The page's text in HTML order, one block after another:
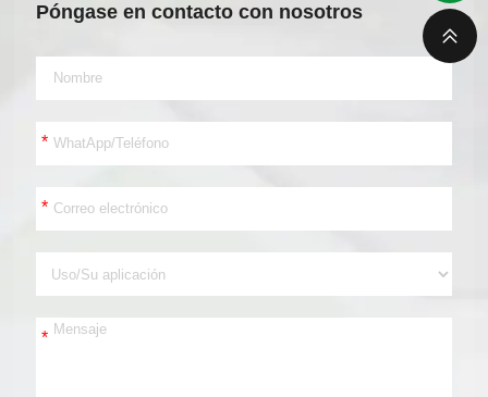
Póngase en contacto con nosotros
*
*
*